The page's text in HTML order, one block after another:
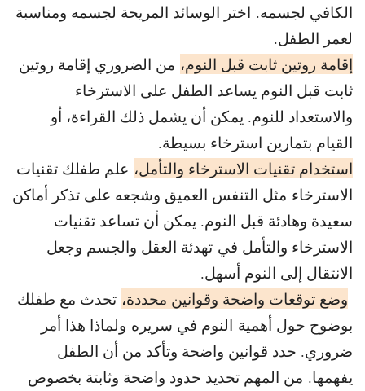
الكافي لجسمه. اختر الوسائد المريحة لجسمه ومناسبة
لعمر الطفل.
إقامة روتين ثابت قبل النوم، من الضروري إقامة روتين
ثابت قبل النوم يساعد الطفل على الاسترخاء
والاستعداد للنوم. يمكن أن يشمل ذلك القراءة، أو
القيام بتمارين استرخاء بسيطة.
استخدام تقنيات الاسترخاء والتأمل، علم طفلك تقنيات
الاسترخاء مثل التنفس العميق وشجعه على تذكر أماكن
سعيدة وهادئة قبل النوم. يمكن أن تساعد تقنيات
الاسترخاء والتأمل في تهدئة العقل والجسم وجعل
الانتقال إلى النوم أسهل.
وضع توقعات واضحة وقوانين محددة، تحدث مع طفلك
بوضوح حول أهمية النوم في سريره ولماذا هذا أمر
ضروري. حدد قوانين واضحة وتأكد من أن الطفل
يفهمها. من المهم تحديد حدود واضحة وثابتة بخصوص